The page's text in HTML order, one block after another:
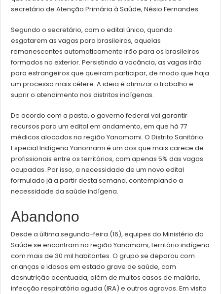
secretário de Atenção Primária à Saúde, Nésio Fernandes.
Segundo o secretário, com o edital único, quando
esgotarem as vagas para brasileiros, aquelas
remanescentes automaticamente irão para os brasileiros
formados no exterior. Persistindo a vacância, as vagas irão
para estrangeiros que queiram participar, de modo que haja
um processo mais célere. A ideia é otimizar o trabalho e
suprir o atendimento nos distritos indígenas.
De acordo com a pasta, o governo federal vai garantir
recursos para um edital em andamento, em que há 77
médicos alocados na região Yanomami. O Distrito Sanitário
Especial Indígena Yanomami é um dos que mais carece de
profissionais entre os territórios, com apenas 5% das vagas
ocupadas. Por isso, a necessidade de um novo edital
formulado já a partir desta semana, contemplando a
necessidade da saúde indígena.
Abandono
Desde a última segunda-feira (16), equipes do Ministério da
Saúde se encontram na região Yanomami, território indígena
com mais de 30 mil habitantes. O grupo se deparou com
crianças e idosos em estado grave de saúde, com
desnutrição acentuada, além de muitos casos de malária,
infecção respiratória aguda (IRA) e outros agravos. Em visita